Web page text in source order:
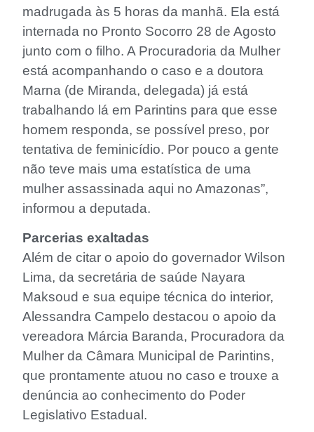
madrugada às 5 horas da manhã. Ela está
internada no Pronto Socorro 28 de Agosto
junto com o filho. A Procuradoria da Mulher
está acompanhando o caso e a doutora
Marna (de Miranda, delegada) já está
trabalhando lá em Parintins para que esse
homem responda, se possível preso, por
tentativa de feminicídio. Por pouco a gente
não teve mais uma estatística de uma
mulher assassinada aqui no Amazonas”,
informou a deputada.
Parcerias exaltadas
Além de citar o apoio do governador Wilson
Lima, da secretária de saúde Nayara
Maksoud e sua equipe técnica do interior,
Alessandra Campelo destacou o apoio da
vereadora Márcia Baranda, Procuradora da
Mulher da Câmara Municipal de Parintins,
que prontamente atuou no caso e trouxe a
denúncia ao conhecimento do Poder
Legislativo Estadual.